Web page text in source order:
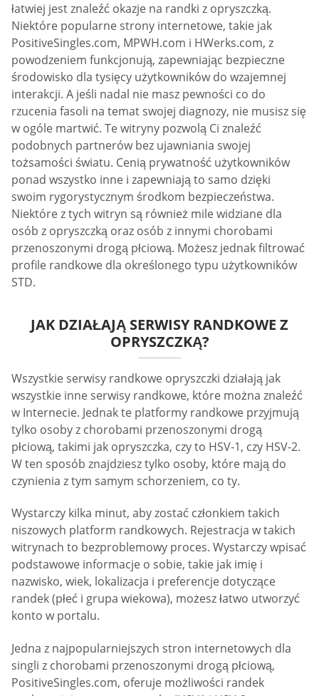
łatwiej jest znaleźć okazje na randki z opryszczką.
Niektóre popularne strony internetowe, takie jak
PositiveSingles.com, MPWH.com i HWerks.com, z
powodzeniem funkcjonują, zapewniając bezpieczne
środowisko dla tysięcy użytkowników do wzajemnej
interakcji. A jeśli nadal nie masz pewności co do
rzucenia fasoli na temat swojej diagnozy, nie musisz się
w ogóle martwić. Te witryny pozwolą Ci znaleźć
podobnych partnerów bez ujawniania swojej
tożsamości światu. Cenią prywatność użytkowników
ponad wszystko inne i zapewniają to samo dzięki
swoim rygorystycznym środkom bezpieczeństwa.
Niektóre z tych witryn są również mile widziane dla
osób z opryszczką oraz osób z innymi chorobami
przenoszonymi drogą płciową. Możesz jednak filtrować
profile randkowe dla określonego typu użytkowników
STD.
JAK DZIAŁAJĄ SERWISY RANDKOWE Z
OPRYSZCZKĄ?
Wszystkie serwisy randkowe opryszczki działają jak
wszystkie inne serwisy randkowe, które można znaleźć
w Internecie. Jednak te platformy randkowe przyjmują
tylko osoby z chorobami przenoszonymi drogą
płciową, takimi jak opryszczka, czy to HSV-1, czy HSV-2.
W ten sposób znajdziesz tylko osoby, które mają do
czynienia z tym samym schorzeniem, co ty.
Wystarczy kilka minut, aby zostać członkiem takich
niszowych platform randkowych. Rejestracja w takich
witrynach to bezproblemowy proces. Wystarczy wpisać
podstawowe informacje o sobie, takie jak imię i
nazwisko, wiek, lokalizacja i preferencje dotyczące
randek (płeć i grupa wiekowa), możesz łatwo utworzyć
konto w portalu.
Jedna z najpopularniejszych stron internetowych dla
singli z chorobami przenoszonymi drogą płciową,
PositiveSingles.com, oferuje możliwości randek